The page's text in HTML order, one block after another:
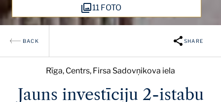
11 FOTO
BACK SHARE
Rīga, Centrs, Firsa Sadovņikova iela
Jauns investīciju 2-istabu